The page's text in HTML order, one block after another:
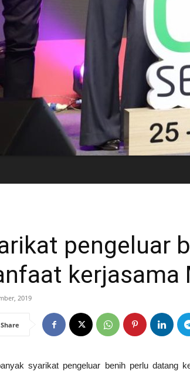
pengeluar
kerjasama
2019
Share
syarikat pengeluar benih perlu datang